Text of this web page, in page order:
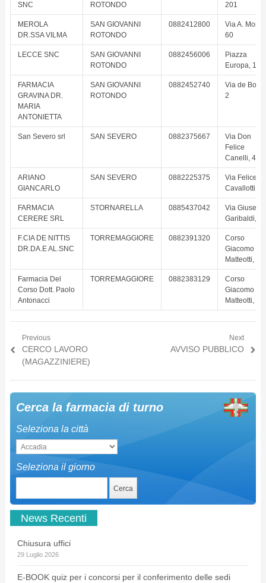
SNC
ROTONDO
201
MEROLA
DR.SSA VILMA
SAN GIOVANNI
ROTONDO
0882412800
Via A. Moro,
60
LECCE SNC
SAN GIOVANNI
ROTONDO
0882456006
Piazza
Europa, 16
FARMACIA
GRAVINA DR.
MARIA
ANTONIETTA
SAN GIOVANNI
ROTONDO
0882452740
Via de
2
San Severo srl SAN SEVERO 0882375667
Via Don
Felice
Canelli, 41
ARIANO
GIANCARLO
SAN SEVERO 0882225375
Via Felice
Cavallotti,
FARMACIA
CERERE SRL
STORNARELLA 0885437042
Via
Garibaldi, 1
F.CIA DE NITTIS
DR.DA.E AL.SNC
TORREMAGGIORE 0882391320
Corso
Giacomo
Matteotti, 80
Farmacia Del
Corso Dott. Paolo
Antonacci
TORREMAGGIORE 0882383129
Corso
Giacomo
Matteotti,
Navigazione articoli
Previous
Previous post:
CERCO LAVORO
(MAGAZZINIERE)
Next
Next post:
AVVISO PUBBLICO
Cerca la farmacia di turno
Seleziona la città
Seleziona il giorno
News Recenti
Chiusura uffici
29 Luglio 2026
E-BOOK quiz per i concorsi per il conferimento delle sedi